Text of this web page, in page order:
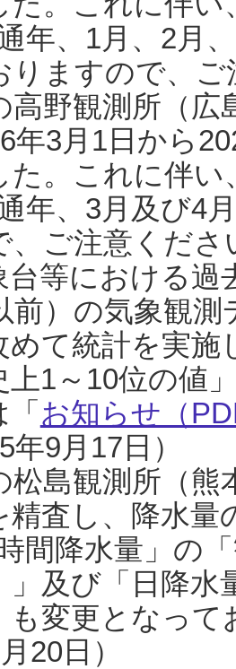
年、1月、2月
りますので、
高野観測所（
年3月1日から
た。これに伴い
年、3月及び4
、ご注意くだ
台等における過
前）の気象観
めて統計を実
上1～10位の値
お知らせ（
9月17日）
松島観測所（熊
精査し、降水
時間降水量」の
」及び「日降
も変更となっ
20日）